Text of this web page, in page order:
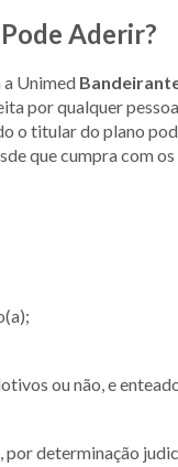
Aderir?
Unimed
por qualquer
o titular do plano
que cumpra com
ou não, e
por determinação